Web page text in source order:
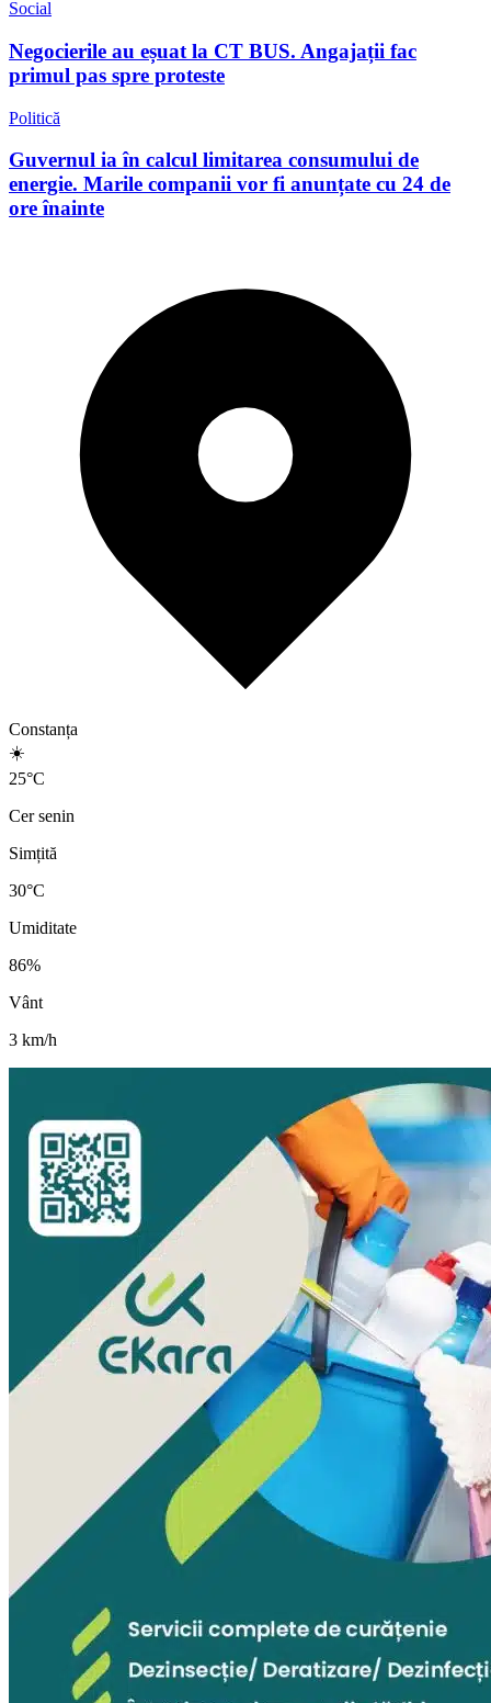
Social
Negocierile au eșuat la CT BUS. Angajații fac
primul pas spre proteste
Politică
Guvernul ia în calcul limitarea consumului de
energie. Marile companii vor fi anunțate cu 24 de
ore înainte
Constanța
☀️
25°C
Cer senin
Simțită
30°C
Umiditate
86%
Vânt
3 km/h